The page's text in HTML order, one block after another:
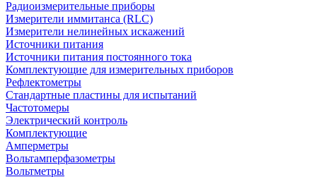
Радиоизмерительные приборы
Измерители иммитанса (RLC)
Измерители нелинейных искажений
Источники питания
Источники питания постоянного тока
Комплектующие для измерительных приборов
Рефлектометры
Стандартные пластины для испытаний
Частотомеры
Электрический контроль
Комплектующие
Амперметры
Вольтамперфазометры
Вольтметры